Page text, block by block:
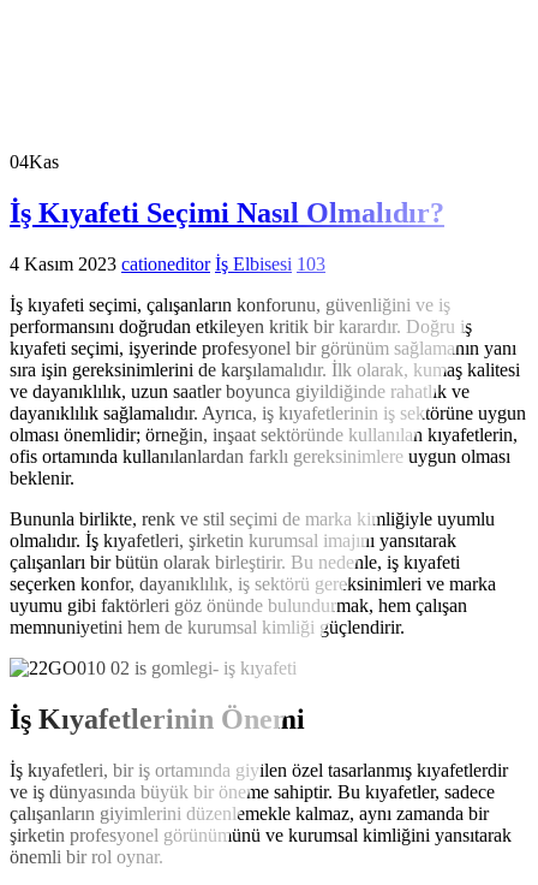
04Kas
İş Kıyafeti Seçimi Nasıl Olmalıdır?
4 Kasım 2023 cationeditor İş Elbisesi 103
İş kıyafeti seçimi, çalışanların konforunu, güvenliğini ve iş
performansını doğrudan etkileyen kritik bir karardır. Doğru iş
kıyafeti seçimi, işyerinde profesyonel bir görünüm sağlamanın yanı
sıra işin gereksinimlerini de karşılamalıdır. İlk olarak, kumaş kalitesi
ve dayanıklılık, uzun saatler boyunca giyildiğinde rahatlık ve
dayanıklılık sağlamalıdır. Ayrıca, iş kıyafetlerinin iş sektörüne uygun
olması önemlidir; örneğin, inşaat sektöründe kullanılan kıyafetlerin,
ofis ortamında kullanılanlardan farklı gereksinimlere uygun olması
beklenir.
Bununla birlikte, renk ve stil seçimi de marka kimliğiyle uyumlu
olmalıdır. İş kıyafetleri, şirketin kurumsal imajını yansıtarak
çalışanları bir bütün olarak birleştirir. Bu nedenle, iş kıyafeti
seçerken konfor, dayanıklılık, iş sektörü gereksinimleri ve marka
uyumu gibi faktörleri göz önünde bulundurmak, hem çalışan
memnuniyetini hem de kurumsal kimliği güçlendirir.
İş Kıyafetlerinin Önemi
İş kıyafetleri, bir iş ortamında giyilen özel tasarlanmış kıyafetlerdir
ve iş dünyasında büyük bir öneme sahiptir. Bu kıyafetler, sadece
çalışanların giyimlerini düzenlemekle kalmaz, aynı zamanda bir
şirketin profesyonel görünümünü ve kurumsal kimliğini yansıtarak
önemli bir rol oynar.